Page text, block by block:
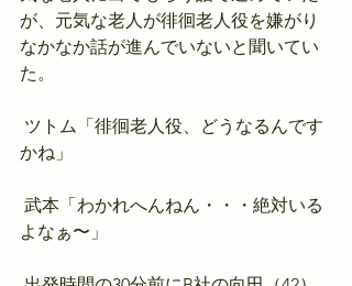
が、元気な老人が徘徊老人役を嫌がり
なかなか話が進んでいないと聞いてい
た。
かね」
よなぁ〜」